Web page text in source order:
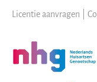
content
Licentie aanvragen